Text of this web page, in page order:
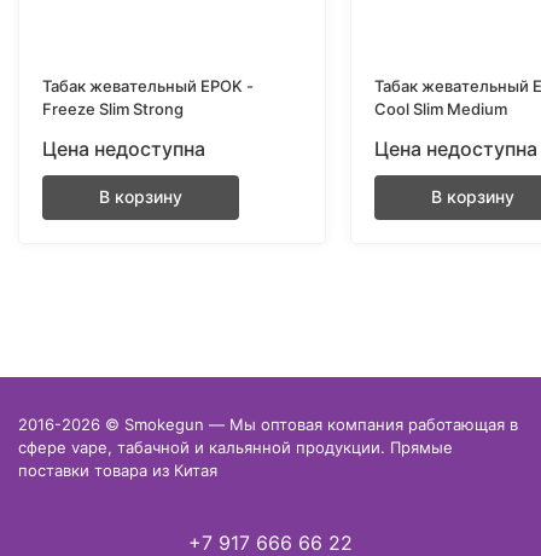
Табак жевательный EPOK -
Freeze Slim Strong
Цена недоступна
В корзину
Табак жевательный
Cool Slim Medium
Цена недоступна
В корзину
2016-2026 © Smokegun — Мы оптовая компания работающая в
сфере vape, табачной и кальянной продукции. Прямые
поставки товара из Китая
+7 917 666 66 22